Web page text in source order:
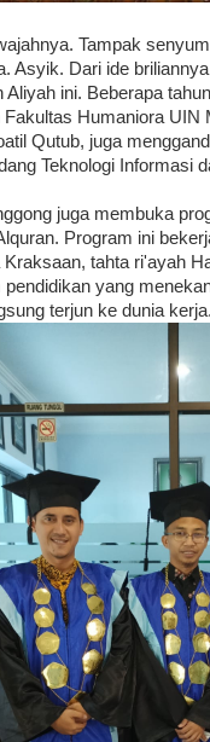
Tampak
Asyik. Dari ide
Aliyah ini. Beberapa
Humaniora
Qutub, juga
Teknologi Informasi
juga membuka
Program ini
tahta ri'ayah
yang
terjun ke dunia kerja.